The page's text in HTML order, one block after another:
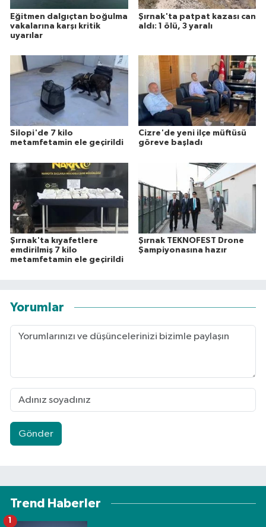
Eğitmen dalgıçtan boğulma
vakalarına karşı kritik
uyarılar
Şırnak'ta patpat kazası can
aldı: 1 ölü, 3 yaralı
Silopi'de 7 kilo
metamfetamin ele geçirildi
Cizre'de yeni ilçe müftüsü
göreve başladı
Şırnak'ta kıyafetlere
emdirilmiş 7 kilo
metamfetamin ele geçirildi
Şırnak TEKNOFEST Drone
Şampiyonasına hazır
Yorumlar
Gönder
Trend Haberler
1